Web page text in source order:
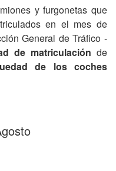
y furgonetas que
en el mes de
General de Tráfico -
de matriculación de
de los coches